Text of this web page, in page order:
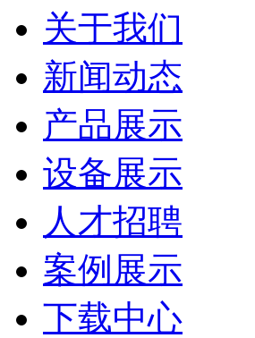
关于我们
新闻动态
产品展示
设备展示
人才招聘
案例展示
下载中心